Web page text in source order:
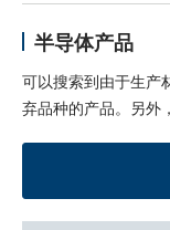
应用
支持·服务
半导体产品
可以搜索到由于生产
弃品种的产品。另外